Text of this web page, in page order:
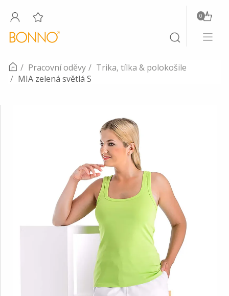
Toggle
search
0
Toggle
Pracovní oděvy
Trika, tílka & polokošile
MIA zelená světlá S